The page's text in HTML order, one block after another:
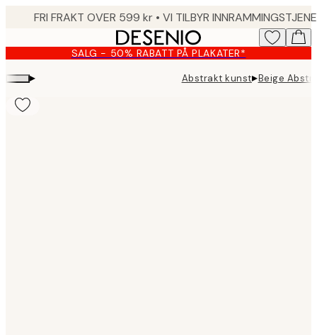
content.
SALG - 50% RABATT PÅ PLAKATER*
▸ Abstrakt kunst▸Beige